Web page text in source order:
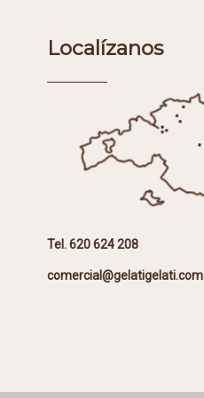
Localízanos
Tel. 620 624 208
comercial@gelatigelati.com